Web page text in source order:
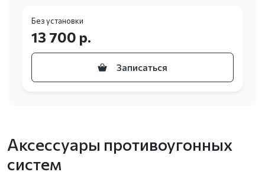
Без установки
13 700 р.
Записаться
Аксессуары противоугонных
систем